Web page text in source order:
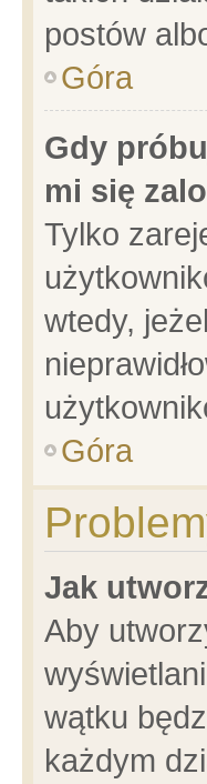
postów
Góra
Gdy
mi się
Tylko
wtedy,
Góra
Jak
Aby
wątku
każdym